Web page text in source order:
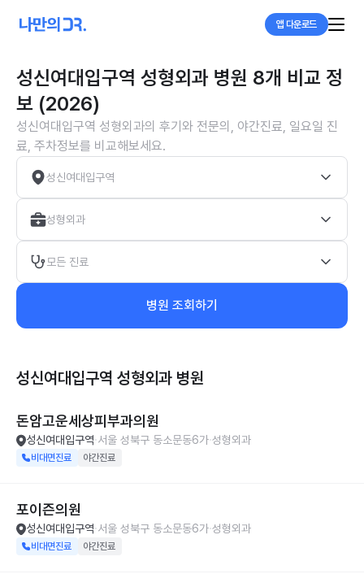
앱 다운로드
성신여대입구역 성형외과 병원 8개 비교 정
보 (2026)
성신여대입구역 성형외과의 후기와 전문의, 야간진료, 일요일 진
료, 주차정보를 비교해보세요.
성신여대입구역
성형외과
모든 진료
병원 조회하기
성신여대입구역 성형외과 병원
돈암고운세상피부과의원
성신여대입구역 서울 성북구 동소문동6가 성형외과
비대면진료 야간진료
포이즌의원
성신여대입구역 서울 성북구 동소문동6가 성형외과
비대면진료 야간진료